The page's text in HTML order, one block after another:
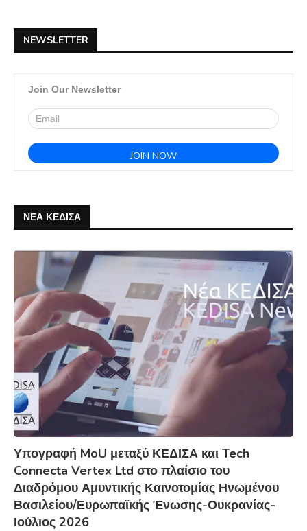
NEWSLETTER
Join Our Newsletter
ΝΕΑ ΚΕΔΙΣΑ
Υπογραφή MoU μεταξύ ΚΕΔΙΣΑ και Tech
Connecta Vertex Ltd στο πλαίσιο του
Διαδρόμου Αμυντικής Καινοτομίας Ηνωμένου
Βασιλείου/Ευρωπαϊκής Ένωσης-Ουκρανίας-
Ιούλιος 2026